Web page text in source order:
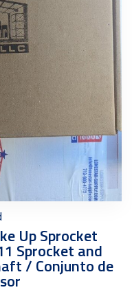
Up Sprocket
Sprocket and
/ Conjunto de